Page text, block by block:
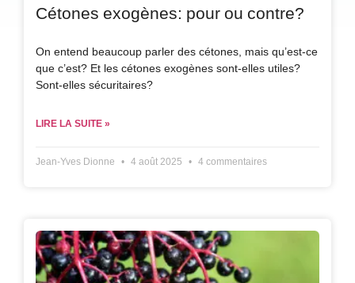
Cétones exogènes: pour ou contre?
On entend beaucoup parler des cétones, mais qu’est-ce
que c’est? Et les cétones exogènes sont-elles utiles?
Sont-elles sécuritaires?
LIRE LA SUITE »
Jean-Yves Dionne 4 août 2025 4 commentaires